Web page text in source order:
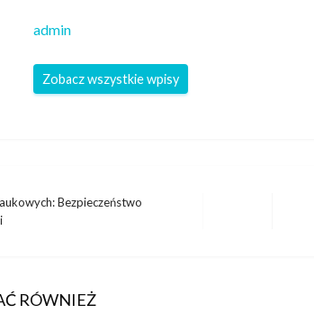
admin
Zobacz wszystkie wpisy
Bezpieczeństwo
RÓWNIEŻ